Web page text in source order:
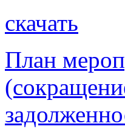
скачать
План